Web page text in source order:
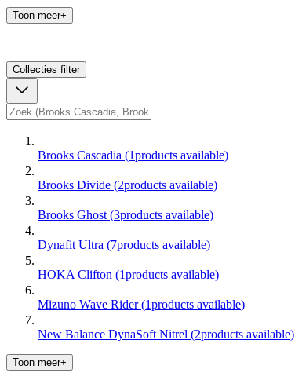
Toon meer+
Collecties filter
Brooks Cascadia (1products available)
Brooks Divide (2products available)
Brooks Ghost (3products available)
Dynafit Ultra (7products available)
HOKA Clifton (1products available)
Mizuno Wave Rider (1products available)
New Balance DynaSoft Nitrel (2products available)
Toon meer+